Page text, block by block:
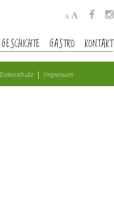
GESCHICHTE GASTRO KONTAKT
Datenschutz Impressum